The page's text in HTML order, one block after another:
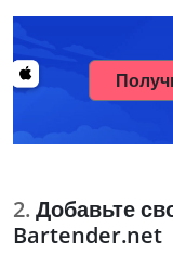
Добавьте
Bartender.net